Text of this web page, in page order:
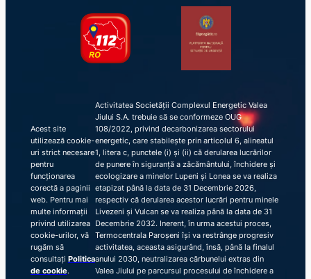
Acest site
utilizează cookie-
uri strict necesare
pentru
funcționarea
corectă a paginii
web. Pentru mai
multe informații
privind utilizarea
cookie-urilor, vă
rugăm să
consultați Politica
de cookie.
Activitatea Societății Complexul Energetic Valea
Jiului S.A. trebuie să se conformeze OUG
108/2022, privind decarbonizarea sectorului
energetic, care stabilește prin articolul 6, alineatul
1, litera c, punctele (i) și (ii) că derularea lucrărilor
de punere în siguranță a zăcământului, închidere și
ecologizare a minelor Lupeni și Lonea se va realiza
etapizat până la data de 31 Decembrie 2026,
respectiv că derularea acestor lucrări pentru minele
Livezeni și Vulcan se va realiza până la data de 31
Decembrie 2032. Inerent, în urma acestui proces,
Termocentrala Paroșeni își va restrânge progresiv
activitatea, aceasta asigurând, însă, până la finalul
anului 2030, neutralizarea cărbunelui extras din
Valea Jiului pe parcursul procesului de închidere a